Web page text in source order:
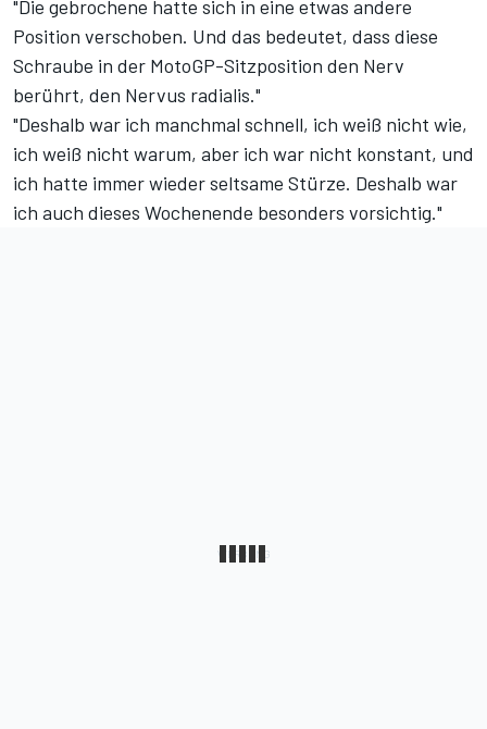
"Die gebrochene hatte sich in eine etwas andere
Position verschoben. Und das bedeutet, dass diese
Schraube in der MotoGP-Sitzposition den Nerv
berührt, den Nervus radialis."
"Deshalb war ich manchmal schnell, ich weiß nicht wie,
ich weiß nicht warum, aber ich war nicht konstant, und
ich hatte immer wieder seltsame Stürze. Deshalb war
ich auch dieses Wochenende besonders vorsichtig."